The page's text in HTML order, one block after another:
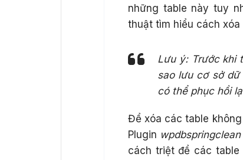
những table này tuy
thuật tìm hiểu cách xóa
Lưu ý: Trước khi
sao lưu cơ sở
có thể phục hồi
Để xóa các table
Plugin wpdbspringclean
cách triệt để các